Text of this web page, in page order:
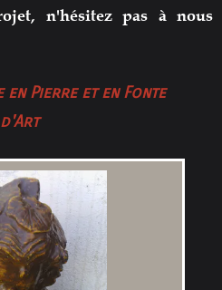
n'hésitez pas à nous
en Pierre et en Fonte
d'Art